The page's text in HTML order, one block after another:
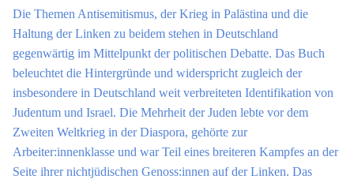
Die Themen Antisemitismus, der Krieg in Palästina und die
Haltung der Linken zu beidem stehen in Deutschland
gegenwärtig im Mittelpunkt der politischen Debatte. Das Buch
beleuchtet die Hintergründe und widerspricht zugleich der
insbesondere in Deutschland weit verbreiteten Identifikation von
Judentum und Israel. Die Mehrheit der Juden lebte vor dem
Zweiten Weltkrieg in der Diaspora, gehörte zur
Arbeiter:innenklasse und war Teil eines breiteren Kampfes an der
Seite ihrer nichtjüdischen Genoss:innen auf der Linken. Das